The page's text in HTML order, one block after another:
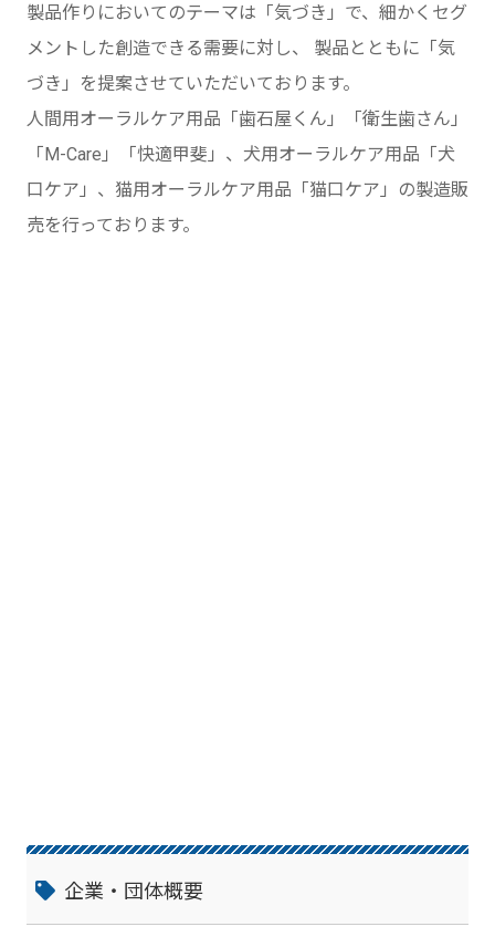
製品作りにおいてのテーマは「気づき」で、細かくセグ
メントした創造できる需要に対し、 製品とともに「気
づき」を提案させていただいております。
人間用オーラルケア用品「歯石屋くん」「衛生歯さん」
「M-Care」「快適甲斐」、犬用オーラルケア用品「犬
口ケア」、猫用オーラルケア用品「猫口ケア」の製造販
売を行っております。
企業・団体概要